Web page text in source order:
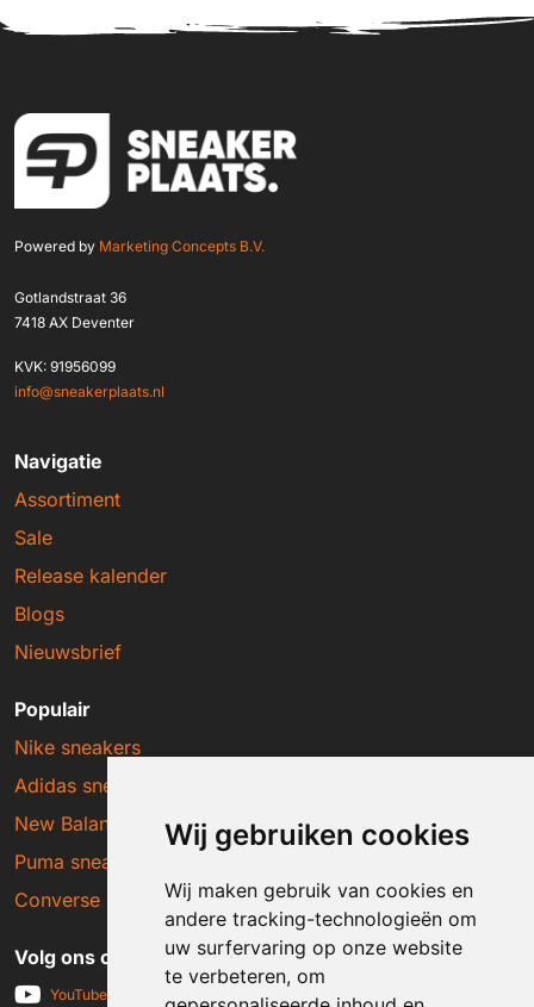
Wij gebruiken cookies
Wij maken gebruik van cookies en
andere tracking-technologieën om
uw surfervaring op onze website
te verbeteren, om
Powered by Marketing Concepts B.V.
Gotlandstraat 36
7418 AX Deventer
KVK: 91956099
info@sneakerplaats.nl
Navigatie
Assortiment
Sale
Release kalender
Blogs
Nieuwsbrief
Populair
Nike sneakers
Adidas sneakers
New Balance sneakers
Puma sneakers
Converse sneakers
Volg ons op social media
YouTube